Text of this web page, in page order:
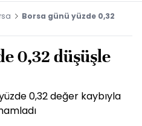
Borsa günü yüzde 0,32
0,32 düşüşle
0,32 değer kaybıyla